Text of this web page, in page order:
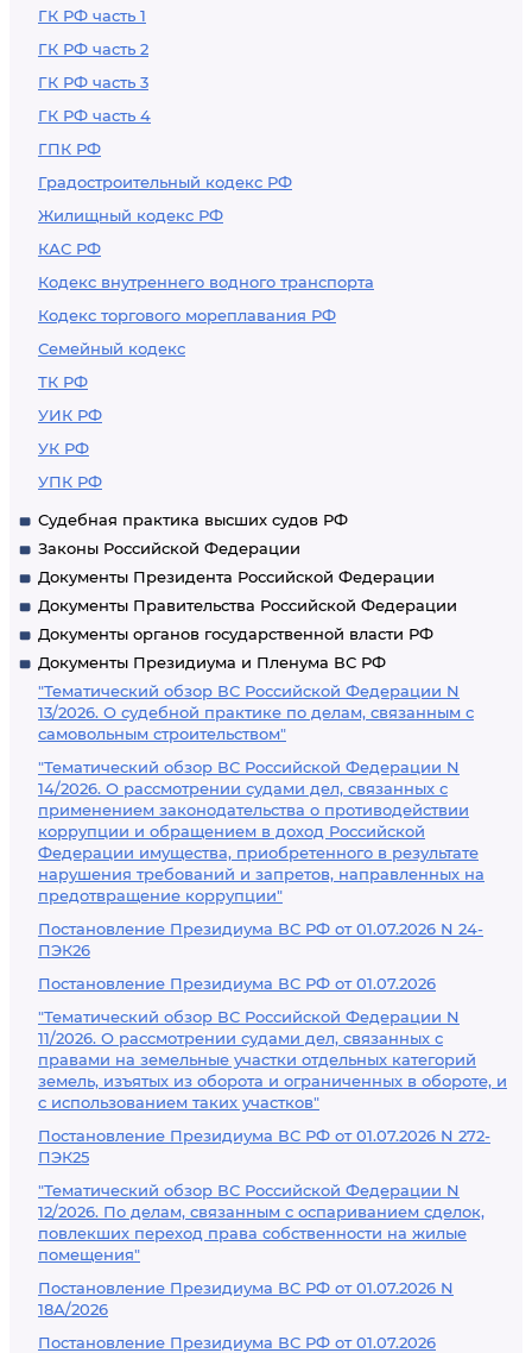
ГК РФ часть 1
ГК РФ часть 2
ГК РФ часть 3
ГК РФ часть 4
ГПК РФ
Градостроительный кодекс РФ
Жилищный кодекс РФ
КАС РФ
Кодекс внутреннего водного транспорта
Кодекс торгового мореплавания РФ
Семейный кодекс
ТК РФ
УИК РФ
УК РФ
УПК РФ
Судебная практика высших судов РФ
Законы Российской Федерации
Документы Президента Российской Федерации
Документы Правительства Российской Федерации
Документы органов государственной власти РФ
Документы Президиума и Пленума ВС РФ
"Тематический обзор ВС Российской Федерации N
13/2026. О судебной практике по делам, связанным с
самовольным строительством"
"Тематический обзор ВС Российской Федерации N
14/2026. О рассмотрении судами дел, связанных с
применением законодательства о противодействии
коррупции и обращением в доход Российской
Федерации имущества, приобретенного в результате
нарушения требований и запретов, направленных на
предотвращение коррупции"
Постановление Президиума ВС РФ от 01.07.2026 N 24-
ПЭК26
Постановление Президиума ВС РФ от 01.07.2026
"Тематический обзор ВС Российской Федерации N
11/2026. О рассмотрении судами дел, связанных с
правами на земельные участки отдельных категорий
земель, изъятых из оборота и ограниченных в обороте, и
с использованием таких участков"
Постановление Президиума ВС РФ от 01.07.2026 N 272-
ПЭК25
"Тематический обзор ВС Российской Федерации N
12/2026. По делам, связанным с оспариванием сделок,
повлекших переход права собственности на жилые
помещения"
Постановление Президиума ВС РФ от 01.07.2026 N
18А/2026
Постановление Президиума ВС РФ от 01.07.2026